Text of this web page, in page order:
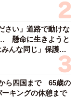
さい」道路で動けな
懸命に生きようと
んな同じ」保護団
ら四国まで 65歳の
キングの休憩まで